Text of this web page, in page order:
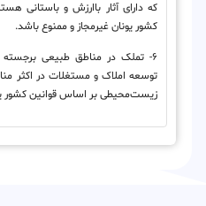
که دارای آثار باارزش و باستانی
کشور یونان غیرمجاز و ممنوع باشد.
۶- تملک در مناطق طبیعی
توسعه املاک و مستغلات در اکثر
زیست‌محیطی بر اساس قوانین کشور